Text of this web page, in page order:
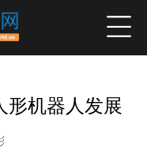
业新品 高端访谈
形机器人发展